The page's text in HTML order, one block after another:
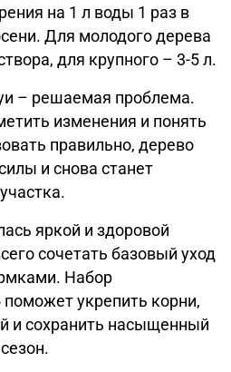
на 1 л воды 1 раз в
Для молодого дерева
для крупного – 3-5 л.
– решаемая проблема.
изменения и понять
правильно, дерево
и снова станет
яркой и здоровой
сочетать базовый уход
Набор
поможет укрепить корни,
и сохранить насыщенный